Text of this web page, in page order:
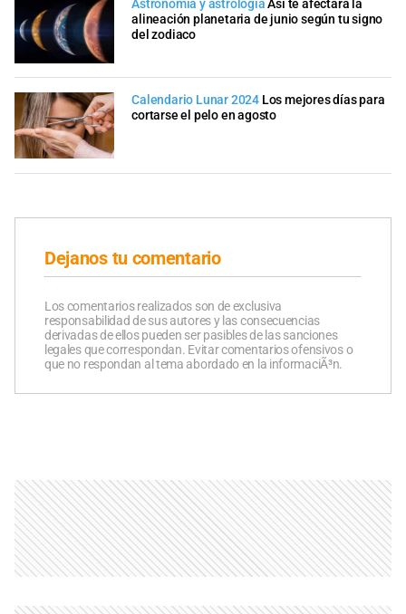
Astronomía y astrología Así te afectará la
alineación planetaria de junio según tu signo
del zodiaco
Calendario Lunar 2024 Los mejores días para
cortarse el pelo en agosto
Dejanos tu comentario
Los comentarios realizados son de exclusiva
responsabilidad de sus autores y las consecuencias
derivadas de ellos pueden ser pasibles de las sanciones
legales que correspondan. Evitar comentarios ofensivos o
que no respondan al tema abordado en la informaciÃ³n.